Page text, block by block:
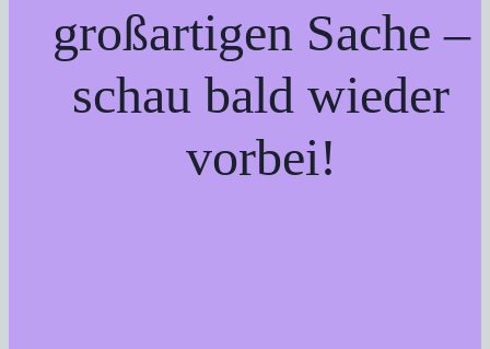
großartigen Sache –
schau bald wieder
vorbei!